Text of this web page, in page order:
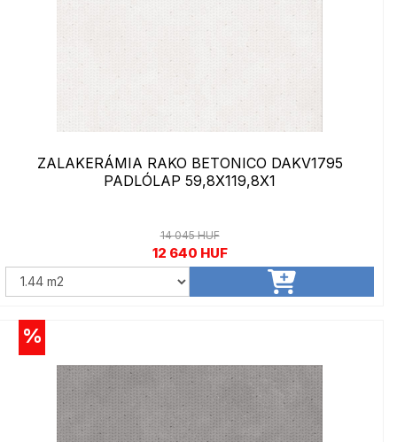
ZALAKERÁMIA RAKO BETONICO DAKV1795
PADLÓLAP 59,8X119,8X1
14 045 HUF
12 640 HUF
%